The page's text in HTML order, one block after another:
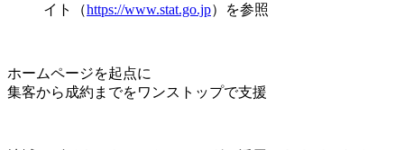
イト（https://www.stat.go.jp）を参照
ホームページを起点に
集客から成約までをワンストップで支援